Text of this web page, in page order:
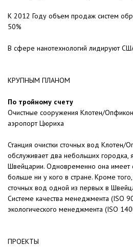
К 2012 Году объем продаж систем
50%
В сфере нанотехнологий лидируют
КРУПНЫМ ПЛАНОМ
По тройному счету
Очистные сооружения Клотен/
аэропорт Цюриха
Станция очистки сточных вод Клотен/
обслуживает два небольших городка,
Швейцарии. Одновременно она имеет
больше ни у кого в стране. Кроме того,
сточных вод одной из первых в
Системе качества менеджмента (ISO
экологического менеджмента (ISO
ПРОЕКТЫ